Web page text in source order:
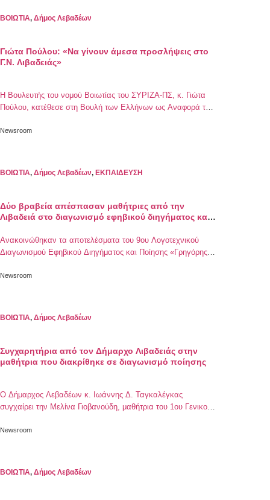
ανταπόκριση όπως πάντα από τον Υπουργό Υποδομών και
ΒΟΙΩΤΙΑ, Δήμος Λεβαδέων
Γιώτα Πούλου: «Να γίνουν άμεσα προσλήψεις στο
Γ.Ν. Λιβαδειάς»
Η Βουλευτής του νομού Βοιωτίας του ΣΥΡΙΖΑ-ΠΣ, κ. Γιώτα
Πούλου, κατέθεσε στη Βουλή των Ελλήνων ως Αναφορά την
όπου αναφέρεται στις σοβαρές ελλείψεις που ταλανίζουν το
προσλήψεις στο Γ.Ν. Λιβαδειάς: Πρέπει να […]
Newsroom
ΒΟΙΩΤΙΑ, Δήμος Λεβαδέων, ΕΚΠΑΙΔΕΥΣΗ
Δύο βραβεία απέσπασαν μαθήτριες από την
Λιβαδειά στο διαγωνισμό εφηβικού διηγήματος και
Ανακοινώθηκαν τα αποτελέσματα του 9ου Λογοτεχνικού
Διαγωνισμού Εφηβικού Διηγήματος και Ποίησης «Γρηγόρης
Πολιτιστικός Σύλλογος «ΕΚΠΑΙΔΕΥΤΙΚΟΣ ΚΥΚΛΟΣ» σε
υλοποιήθηκε με την έγκριση του Ινστιτούτου Εκπαιδευτικής
Newsroom
ΒΟΙΩΤΙΑ, Δήμος Λεβαδέων
Συγχαρητήρια από τον Δήμαρχο Λιβαδειάς στην
μαθήτρια που διακρίθηκε σε διαγωνισμό ποίησης
Ο Δήμαρχος Λεβαδέων κ. Ιωάννης Δ. Ταγκαλέγκας
συγχαίρει την Μελίνα Γιοβανούδη, μαθήτρια του 1ου Γενικού
χρονιά τον 2ο ειδικό έπαινο ποίησης στον 9ο Λογοτεχνικό
Επιστημονικό και Πολιτιστικό Σύλλογο «Εκπαιδευτικός
Newsroom
ΒΟΙΩΤΙΑ, Δήμος Λεβαδέων